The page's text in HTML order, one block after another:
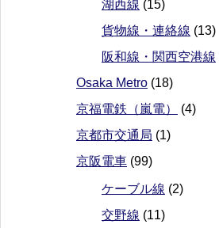
湖西線 (15)
貨物線・連絡線 (13)
阪和線・関西空港線
Osaka Metro (18)
京福電鉄（嵐電）
(4)
京都市交通局 (1)
京阪電車 (99)
ケーブル線 (2)
交野線 (11)